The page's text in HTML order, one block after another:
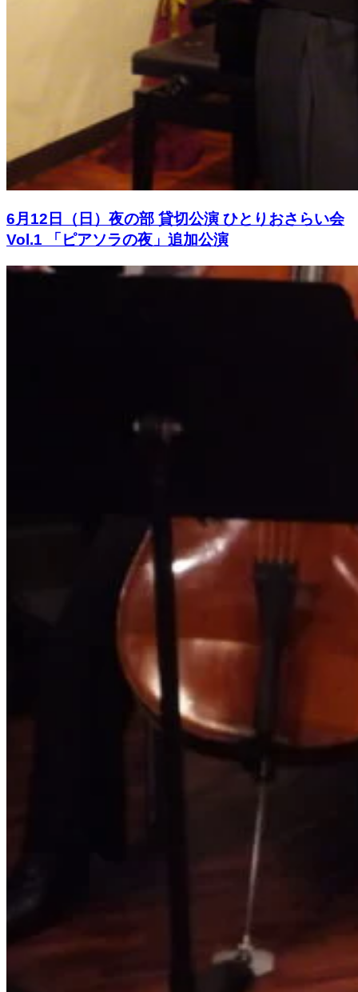
6月12日（日）夜の部 貸切公演 ひとりおさらい会
Vol.1 「ピアソラの夜」追加公演